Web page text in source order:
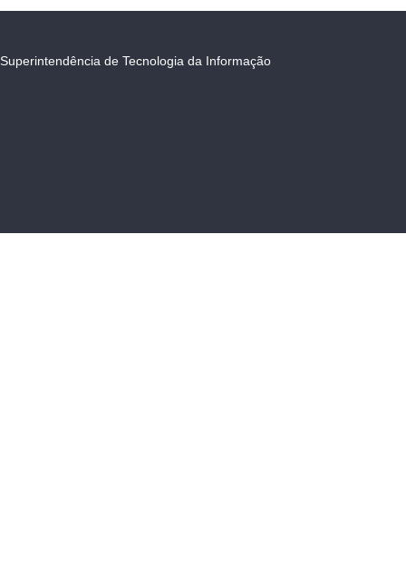
Superintendência de Tecnologia da Informação